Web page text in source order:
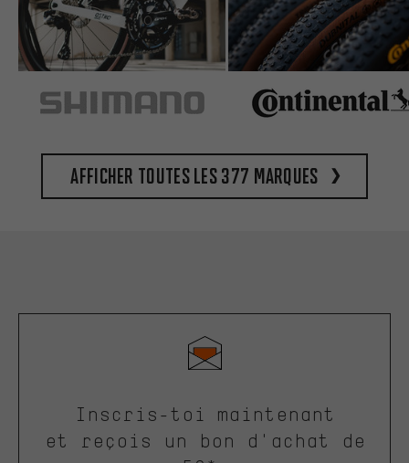
Afficher toutes les 377 marques
Inscris-toi maintenant
et reçois un bon d'achat de